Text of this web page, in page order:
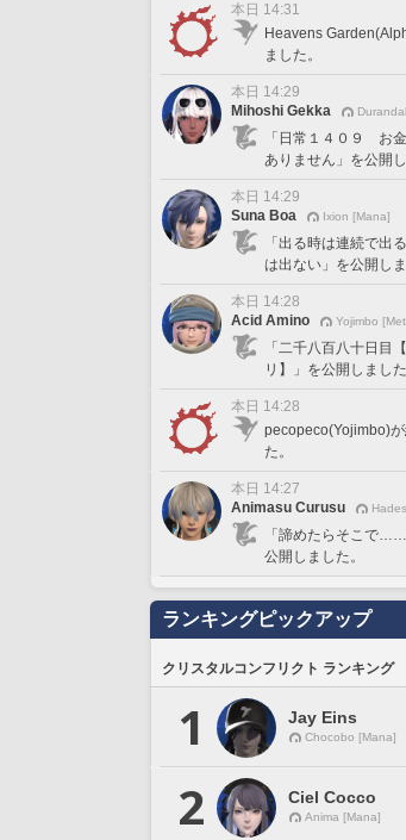
本日 14:31
Heavens
ました。
本日 14:29
Mihoshi Gekka
「日常１４０９ お
ありません」を公開し
本日 14:29
Suna Boa
Ixion [Mana]
「出る時は連続で出
は出ない」を公開しま
本日 14:28
Acid Amino
Yojimbo
「二千八百八十日目
リ】」を公開しました
本日 14:28
pecopeco(Yojimbo)
た。
本日 14:27
Animasu Curusu
「諦めたらそこで
公開しました。
ランキングピックアップ
クリスタルコンフリクト ランキング
1 Jay Eins
Chocobo [Mana]
2 Ciel Cocco
Anima [Mana]